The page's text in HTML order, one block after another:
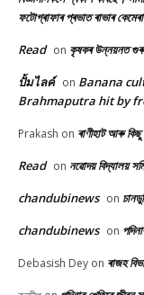
ফটোগ্ৰাফাৰ প্ৰভাত ৰাভাৰ
Read on কৃষকৰ উন্নয়নত
ปั้มไลค์ on Banana
Brahmaputra hit by
Prakash on ৰাণীহাট আৰু
Read on নৱোদয় বিদ্যালয়
chandubinews on
chandubinews on
Debasish Dey on ৰাজহ